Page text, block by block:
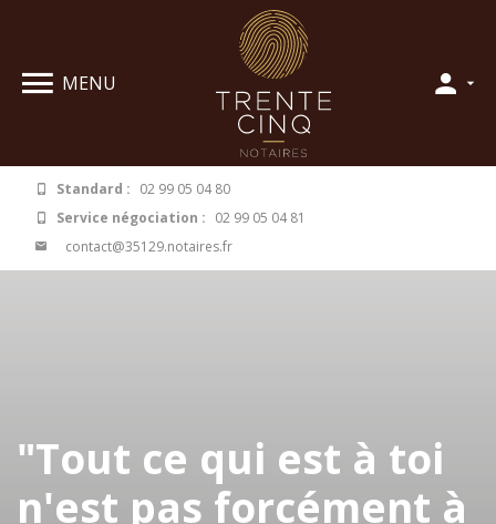
MENU
Standard : 02 99 05 04 80
Service négociation : 02 99 05 04 81
contact@35129.notaires.fr
"Tout ce qui est à toi
n'est pas forcément à
Panneau de gestion des cookies